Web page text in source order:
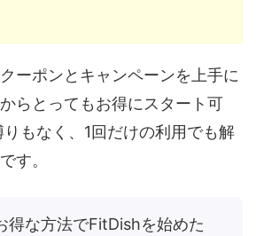
ーポンとキャンペーンを上手に
らとってもお得にスタート可
もなく、1回だけの利用でも解
す。
得な方法でFitDishを始めた